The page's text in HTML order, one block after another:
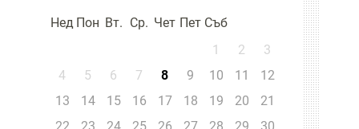
Нед Пон Вт. Ср. Чет Пет Съб
1
2
3
4
5 6 7 8 9 10 11
12
13
14 15 16 17 18 19 20
21
22
23 24 25 26 27 28 29
30